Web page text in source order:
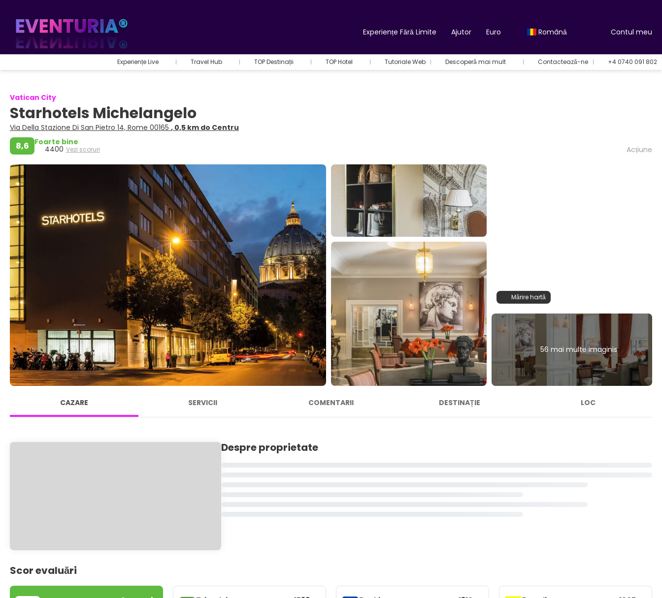
Experiențe Fără Limite Ajutor Euro Română Contul meu
Experiențe Live Travel Hub TOP Destinații TOP Hotel Tutoriale Web Descoperă mai mult Contactează-ne +4 0740 091 802
Vatican City
Starhotels Michelangelo
Via Della Stazione Di San Pietro 14, Rome 00165 , 0,5 km do Centru
8,6 Foarte bine
4400 Vezi scoruri Acțiune
Mărire hartă
56 mai multe imaginis
CAZARE SERVICII COMENTARII DESTINAȚIE LOC
Despre proprietate
Scor evaluări